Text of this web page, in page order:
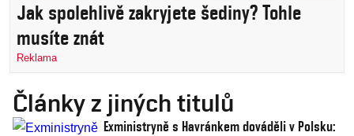
Jak spolehlivě zakryjete šediny? Tohle
musíte znát
Reklama
Články z jiných titulů
Exministryně s Havránkem dováděli v Polsku: